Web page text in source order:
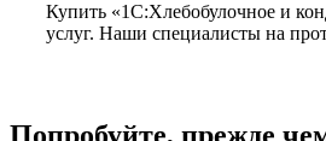
Купить «1С:Хлебобулочное и
услуг. Наши специалисты на